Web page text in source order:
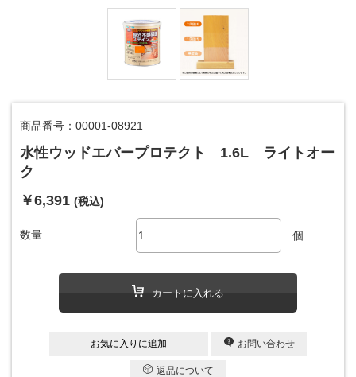
商品番号：00001-08921
水性ウッドエバープロテクト 1.6L ライトオー
ク
￥6,391 (税込)
数量 個
カートに入れる
お気に入りに追加 お問い合わせ
返品について